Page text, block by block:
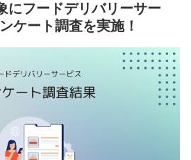
にフードデリバリーサー
ケート調査を実施！